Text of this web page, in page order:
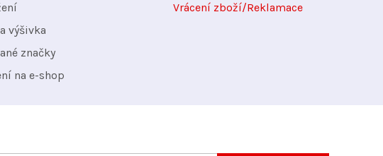
výšivka
značky
na e-shop
Vrácení zboží/Reklamace